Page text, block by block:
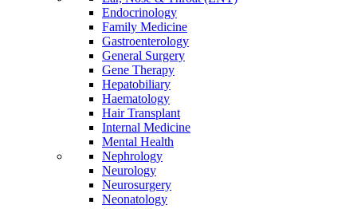
Endocrinology
Family Medicine
Gastroenterology
General Surgery
Gene Therapy
Hepatobiliary
Haematology
Hair Transplant
Internal Medicine
Mental Health
Nephrology
Neurology
Neurosurgery
Neonatology